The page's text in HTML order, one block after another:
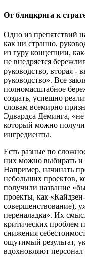
От блицкрига к
Одно из препятствий
как ни странно,
из гуру концепции,
не внедряется
руководство, вторая -
руководство». Все
полномасштабное
создать, успешно
словам всемирно
Эдвардса Деминга,
который можно
ингредиенты.
Есть разные по
них можно выбирать
Например, начинать
небольших проектов,
получили название
проекты, как
совершенствование),
переналадка». Их
критических проблем
снижения
ощутимый результат,
вдохновляют